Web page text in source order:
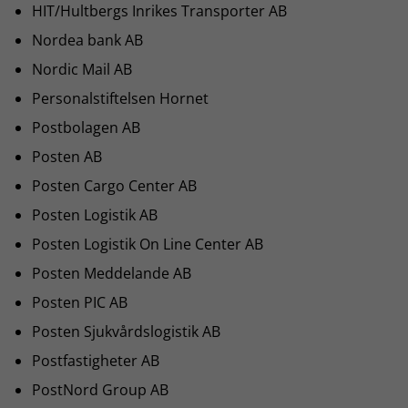
HIT/Hultbergs Inrikes Transporter AB
Nordea bank AB
Nordic Mail AB
Personalstiftelsen Hornet
Postbolagen AB
Posten AB
Posten Cargo Center AB
Posten Logistik AB
Posten Logistik On Line Center AB
Posten Meddelande AB
Posten PIC AB
Posten Sjukvårdslogistik AB
Postfastigheter AB
PostNord Group AB